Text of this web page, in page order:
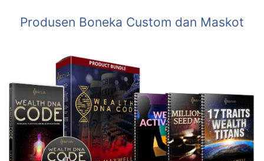
Produsen Boneka Custom dan Maskot